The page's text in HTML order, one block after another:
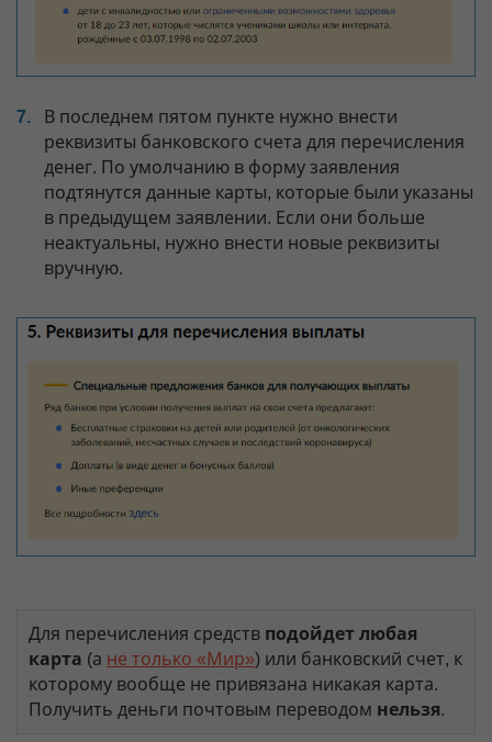
В последнем пятом пункте нужно внести
реквизиты банковского счета для перечисления
денег. По умолчанию в форму заявления
подтянутся данные карты, которые были указаны
в предыдущем заявлении. Если они больше
неактуальны, нужно внести новые реквизиты
вручную.
Для перечисления средств подойдет любая
карта (а не только «Мир») или банковский счет, к
которому вообще не привязана никакая карта.
Получить деньги почтовым переводом нельзя.